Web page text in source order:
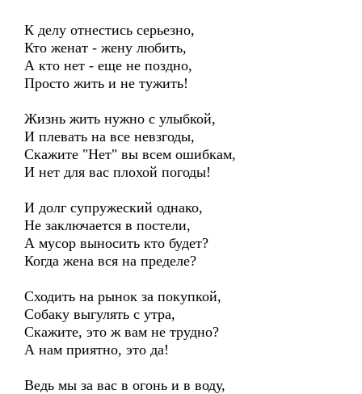
К делу отнестись серьезно,
Кто женат - жену любить,
А кто нет - еще не поздно,
Просто жить и не тужить!
Жизнь жить нужно с улыбкой,
И плевать на все невзгоды,
Скажите "Нет" вы всем ошибкам,
И нет для вас плохой погоды!
И долг супружеский однако,
Не заключается в постели,
А мусор выносить кто будет?
Когда жена вся на пределе?
Сходить на рынок за покупкой,
Собаку выгулять с утра,
Скажите, это ж вам не трудно?
А нам приятно, это да!
Ведь мы за вас в огонь и в воду,